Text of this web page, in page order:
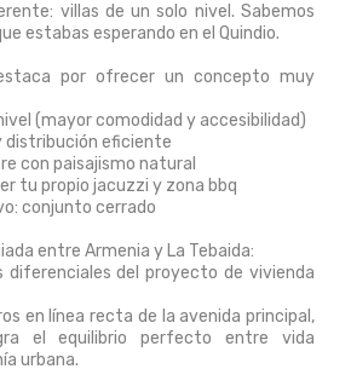
villas de un solo nivel. Sabemos
estabas esperando en el Quindio.
por ofrecer un concepto muy
(mayor comodidad y accesibilidad)
distribución eficiente
con paisajismo natural
tu propio jacuzzi y zona bbq
conjunto cerrado
entre Armenia y La Tebaida:
diferenciales del proyecto de vivienda
en línea recta de la avenida principal,
el equilibrio perfecto entre vida
urbana.